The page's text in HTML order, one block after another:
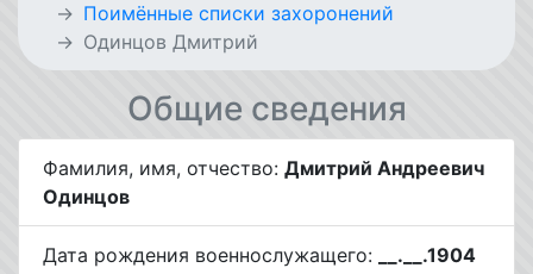
Поимённые списки захоронений
Одинцов Дмитрий
Общие сведения
Фамилия, имя, отчество: Дмитрий Андреевич
Одинцов
Дата рождения военнослужащего: __.__.1904